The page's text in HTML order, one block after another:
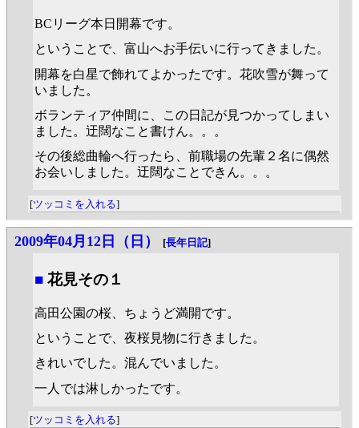
BCリーグ本日開幕です。
ということで、富山へお手伝いに行ってきました。
開幕を白星で飾れてよかったです。花吹雪が舞って
いました。
ボランティア仲間に、この日記が見つかってしまい
ました。迂闊なこと書けん。。。
その後総曲輪へ行ったら、前職場の先輩２名に偶然
お会いしました。迂闊なことできん。。。
[ツッコミを入れる]
2009年04月12日（日） [長年日記]
■ 花見その１
高田公園の桜、ちょうど満開です。
ということで、夜桜見物に行きました。
きれいでした。混んでいました。
一人では淋しかったです。
[ツッコミを入れる]